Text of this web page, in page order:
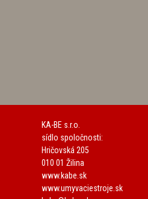
KA-BE s.r.o.
sídlo spoločnosti:
Hričovská 205
010 01 Žilina
www.kabe.sk
www.umyvaciestroje.sk